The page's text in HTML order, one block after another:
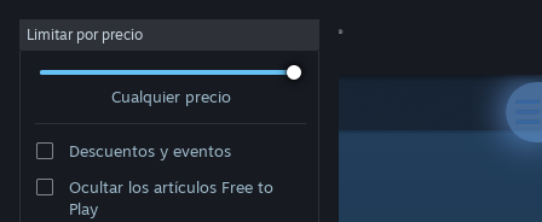
Iniciar sesión
Limitar por precio
Cualquier precio
Descuentos y eventos
Ocultar los artículos Free to
Play
Desarrollador: Abdenara